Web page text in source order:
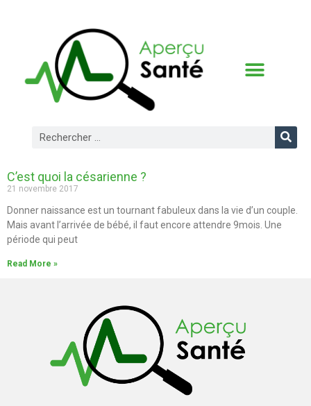
C’est quoi la césarienne ?
21 novembre 2017
Donner naissance est un tournant fabuleux dans la vie d’un couple.
Mais avant l’arrivée de bébé, il faut encore attendre 9mois. Une
période qui peut
Read More »